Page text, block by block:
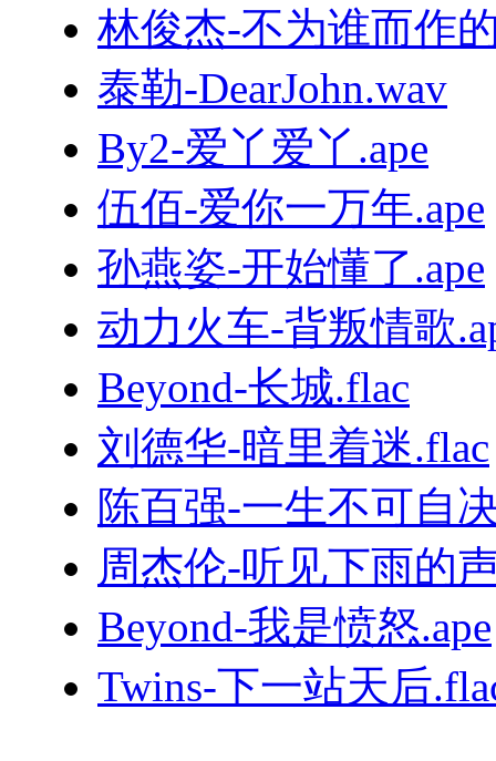
林俊杰-不为谁而作
泰勒-DearJohn.wav
By2-爱丫爱丫.ape
伍佰-爱你一万年.ape
孙燕姿-开始懂了.ape
动力火车-背叛情歌
Beyond-长城.flac
刘德华-暗里着迷.flac
陈百强-一生不可自
周杰伦-听见下雨的
Beyond-我是愤怒.ape
Twins-下一站天后